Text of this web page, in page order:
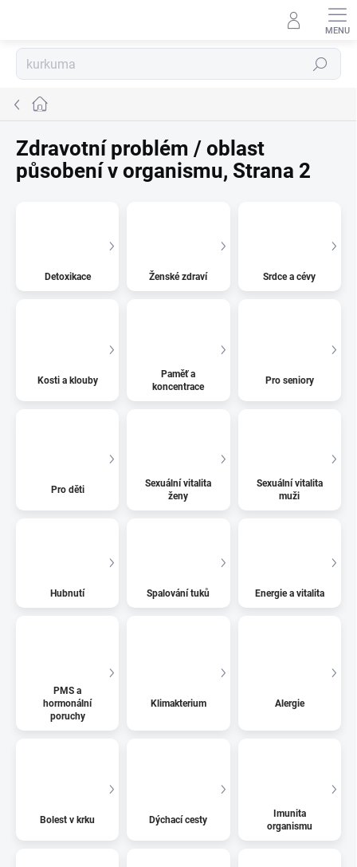
Hledat
Domů
Zdravotní problém / oblast
působení v organismu, Strana 2
Detoxikace Ženské zdraví Srdce a cévy
Kosti a klouby
Paměť a
koncentrace
Pro seniory
Pro děti
Sexuální vitalita
ženy
Sexuální vitalita
muži
Hubnutí Spalování tuků Energie a vitalita
PMS a
hormonální
poruchy
Klimakterium Alergie
Bolest v krku Dýchací cesty
Imunita
organismu